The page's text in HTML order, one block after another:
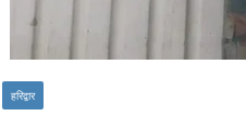
हरिद्वार